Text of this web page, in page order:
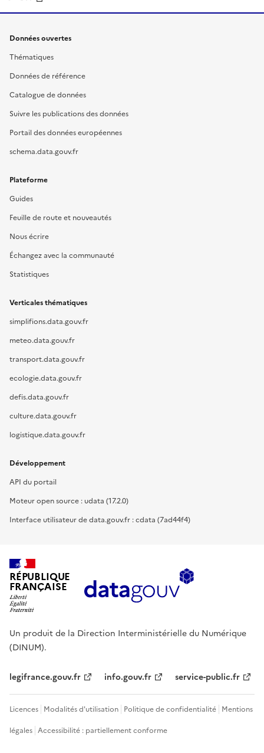
Données ouvertes
Thématiques
Données de référence
Catalogue de données
Suivre les publications des données
Portail des données européennes
schema.data.gouv.fr
Plateforme
Guides
Feuille de route et nouveautés
Nous écrire
Échangez avec la communauté
Statistiques
Verticales thématiques
simplifions.data.gouv.fr
meteo.data.gouv.fr
transport.data.gouv.fr
ecologie.data.gouv.fr
defis.data.gouv.fr
culture.data.gouv.fr
logistique.data.gouv.fr
Développement
API du portail
Moteur open source : udata (17.2.0)
Interface utilisateur de data.gouv.fr : cdata (7ad44f4)
RÉPUBLIQUE
FRANÇAISE
Un produit de la Direction Interministérielle du Numérique
(DINUM).
legifrance.gouv.fr info.gouv.fr service-public.fr
Licences Modalités d'utilisation Politique de confidentialité Mentions
légales Accessibilité : partiellement conforme